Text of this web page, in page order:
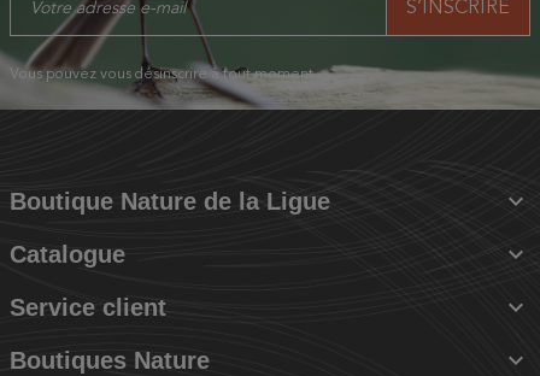
Vous pouvez vous désinscrire à tout moment.
Boutique Nature de la Ligue 
Catalogue 
Service client 
Boutiques Nature 